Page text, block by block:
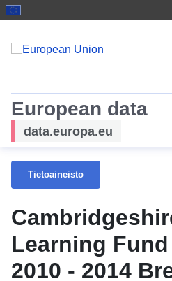
European data
data.europa.eu
Tietoaineisto
Learning Fund
2010 - 2014